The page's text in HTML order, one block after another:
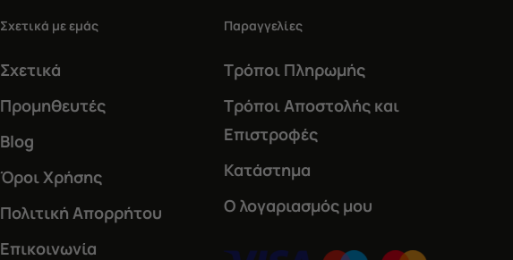
Σχετικά με εμάς
Σχετικά
Προμηθευτές
Blog
Όροι Χρήσης
Πολιτική Απορρήτου
Επικοινωνία
Παραγγελίες
Τρόποι Πληρωμής
Τρόποι Αποστολής και
Επιστροφές
Κατάστημα
Ο λογαριασμός μου